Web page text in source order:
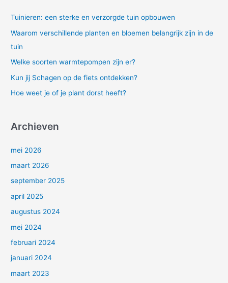
:
Tuinieren: een sterke en verzorgde tuin opbouwen
Waarom verschillende planten en bloemen belangrijk zijn in de
tuin
Welke soorten warmtepompen zijn er?
Kun jij Schagen op de fiets ontdekken?
Hoe weet je of je plant dorst heeft?
Archieven
mei 2026
maart 2026
september 2025
april 2025
augustus 2024
mei 2024
februari 2024
januari 2024
maart 2023